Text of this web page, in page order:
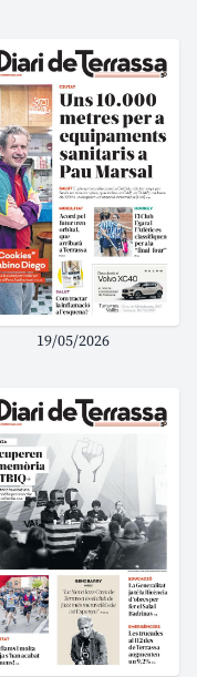
19/05/2026